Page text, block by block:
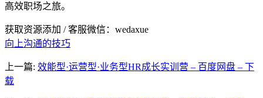
高效职场之旅。
获取资源添加 / 客服微信：wedaxue
向上沟通的技巧
上一篇: 效能型·运营型·业务型HR成长实训营 – 百度网盘 – 下
载